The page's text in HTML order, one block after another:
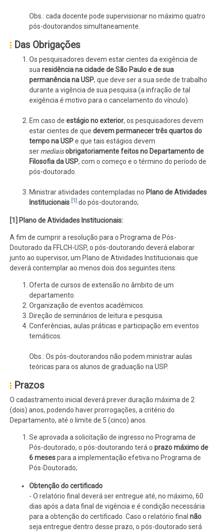
Obs.: cada docente pode supervisionar no máximo quatro
pós-doutorandos simultaneamente.
Das Obrigações
Os pesquisadores devem estar cientes da exigência de
suaresidência na cidade de São Paulo e de sua
permanência na USP, que deve ser a sua sede de trabalho
durante a vigência de sua pesquisa (a infração de tal
exigência é motivo para o cancelamento do vínculo).
Em caso de estágio no exterior, os pesquisadores devem
estar cientes de que devem permanecer três quartos do
tempo na USPe que tais estágios devem
ser mediaisobrigatoriamente feitos no Departamento de
Filosofia da USP, com o começo e o término do período de
pós-doutorado.
Ministrar atividades contempladas no Plano de Atividades
Institucionais [1] do pós-doutorando;
[1] Plano de Atividades Institucionais:
A fim de cumprir a resolução para o Programa de Pós-
Doutorado da FFLCH-USP, o pós-doutorando deverá elaborar
junto ao supervisor, um Plano de Atividades Institucionais que
deverá contemplar ao menos dois dos seguintes itens:
Oferta de cursos de extensão no âmbito de um
departamento.
Organização de eventos acadêmicos.
Direção de seminários de leitura e pesquisa.
Conferências, aulas práticas e participação em eventos
temáticos.
Obs.: Os pós-doutorandos não podem ministrar aulas
teóricas para os alunos de graduação na USP.
Prazos
O cadastramento inicial deverá prever duração máxima de 2
(dois) anos, podendo haver prorrogações, a critério do
Departamento, até o limite de 5 (cinco) anos.
Se aprovada a solicitação de ingresso no Programa de
Pós-doutorado, o pós-doutorando terá o prazo máximo de
6 mesespara a implementação efetiva no Programa de
Pós-Doutorado;
Obtenção do certificado
- O relatório final deverá ser entregue até, no máximo, 60
dias após a data final de vigência e é condição necessária
para a obtenção do certificado. Caso o relatório final não
seja entregue dentro desse prazo, o pós-doutorado será